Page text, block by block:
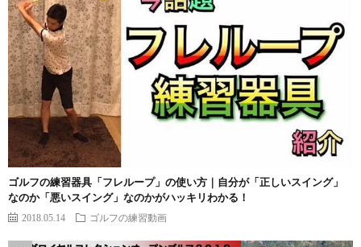
ゴルフの練習器具「フレループ」の使い方｜自分が「正しいスイング」
なのか「悪いスイング」なのかがハッキリわかる！
2018.05.14 ゴルフの練習動画